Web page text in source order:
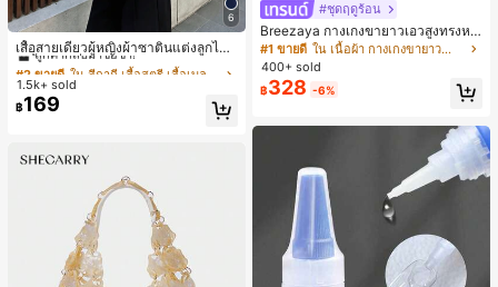
6
เสื้อสายเดี่ยวผู้หญิงผ้าซาตินแต่งลูกไม้
- เสื้อสายเดี่ยวฤดูร้อนสีคากีมีรอยผ่าด้า
นข้างที่น่าดึงดูดแบบสบายๆ
#2 ขายดี
ลูกค้ากลับมาซื้อซ้ำ!
#2 ขายดี
ลูกค้ากลับมาซื้อซ้ำ!
#2 ขายดี
ลูกค้ากลับมาซื้อซ้ำ!
#2 ขายดี
ใน สีกากี เสื้อสตรี เสื้อเบลาส์ & Tee
1.5k+ sold
฿169
#ชุดฤดูร้อน
Breezaya กางเกงขายาวเอวสูงทรงหล
วมขาบานสำหรับผู้หญิง สีขาวเรียบหรูส
ไตล์ชิค เหมาะสำหรับใส่เที่ยวทะเล วันห
ยุดพักผ่อนฤดูร้อน ลุคสบายๆ ใส่ได้หลา
ยโอกาสในชีวิตประจำวัน
#1 ขายดี
ใน เนื้อผ้า กางเกงขายาวลำลองผ้า
400+ sold
฿328 -6%